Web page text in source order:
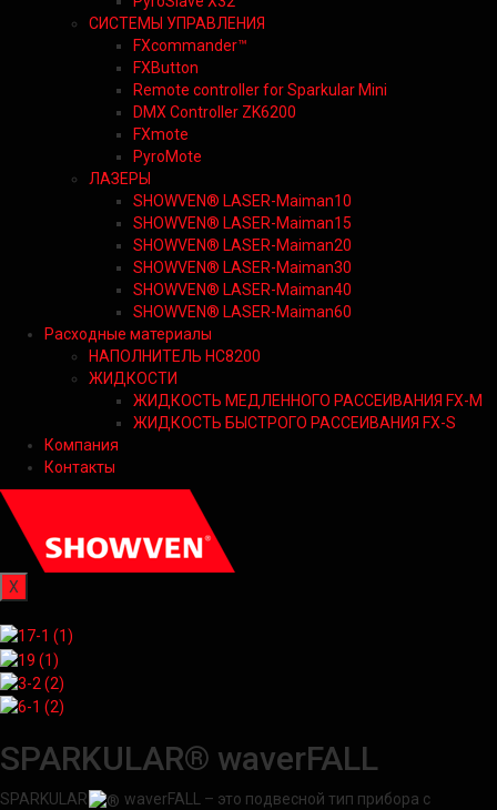
СИСТЕМЫ УПРАВЛЕНИЯ
FXcommander™
FXButton
Remote controller for Sparkular Mini
DMX Controller ZK6200
FXmote
PyroMote
ЛАЗЕРЫ
SHOWVEN® LASER-Maiman10
SHOWVEN® LASER-Maiman15
SHOWVEN® LASER-Maiman20
SHOWVEN® LASER-Maiman30
SHOWVEN® LASER-Maiman40
SHOWVEN® LASER-Maiman60
Расходные материалы
НАПОЛНИТЕЛЬ HC8200
ЖИДКОСТИ
ЖИДКОСТЬ МЕДЛЕННОГО РАССЕИВАНИЯ FX-M
ЖИДКОСТЬ БЫСТРОГО РАССЕИВАНИЯ FX-S
Компания
Контакты
X
SPARKULAR® waverFALL
SPARKULAR
waverFALL – это подвесной тип прибора с